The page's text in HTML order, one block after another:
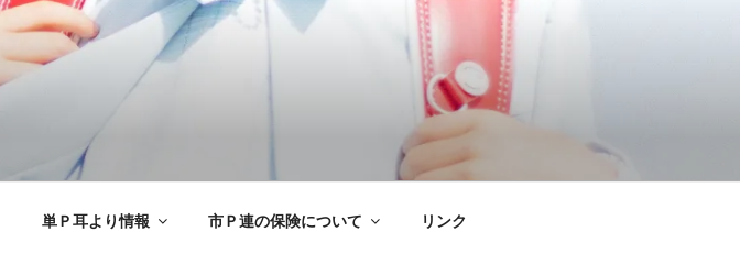
単Ｐ耳より情報 市Ｐ連の保険について リンク